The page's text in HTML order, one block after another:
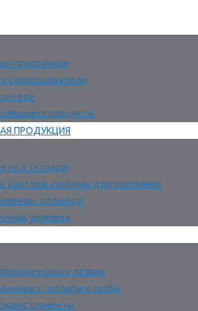
прозрачные
и скоросшиватели
продукты
ПРОДУКЦИЯ
и тетради
картон и альбомы для рисования
планинги
упаковка
ножи и лезвия
степлеры и скобы